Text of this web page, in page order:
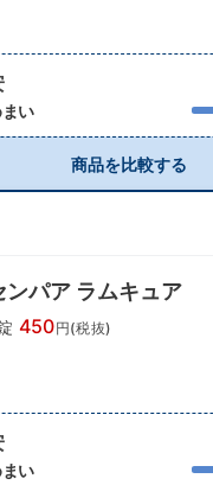
い
商品を比較する
ンパア ラムキュア
450円(税抜)
い